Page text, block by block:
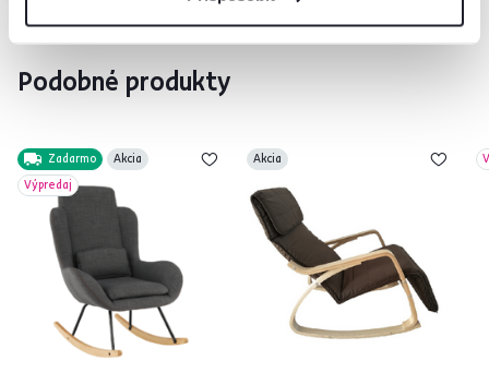
Podobné produkty
Zadarmo
Akcia
Výpredaj
Akcia